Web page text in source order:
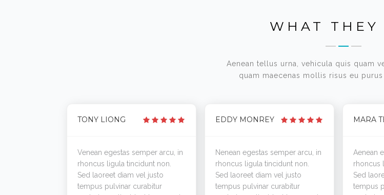
WHAT THEY
Aenean tellus urna, vehicula quis quam
quam maecenas mollis risus eu
TONY LIONG
Venean egestas semper arcu, in
rhoncus ligula tincidunt non.
Sed laoreet diam vel justo
tempus pulvinar curabitur
EDDY MONREY
Nenean egestas semper arcu, in
rhoncus ligula tincidunt non.
Sed laoreet diam vel justo
tempus pulvinar curabitur
MARA
Aenean
rhoncus
Sed
tempus